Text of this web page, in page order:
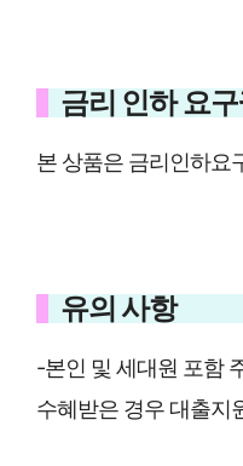
금리 인하 요
본 상품은 금리인하요
유의 사항
-본인 및 세대원 포함
수혜받은 경우 대출지